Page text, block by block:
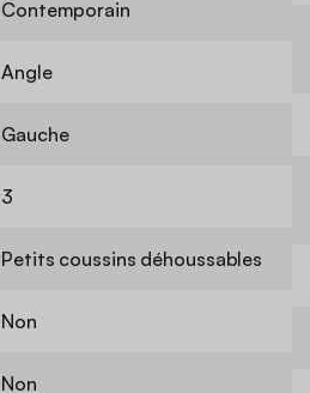
Contemporain
Angle
Gauche
3
Petits coussins déhoussables
Non
Non